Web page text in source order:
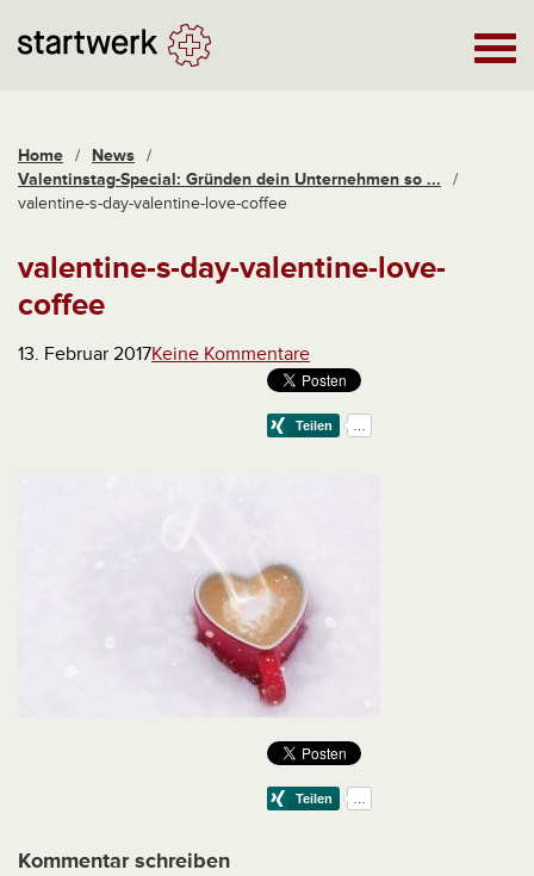
Home / News /
Valentinstag-Special: Gründen dein Unternehmen so ...
/
valentine-s-day-valentine-love-coffee
valentine-s-day-valentine-love-
coffee
13. Februar 2017Keine Kommentare
Kommentar schreiben